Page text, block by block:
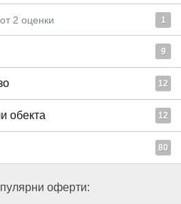
от 2 оценки 1
9
12
обекта 12
80
оферти: